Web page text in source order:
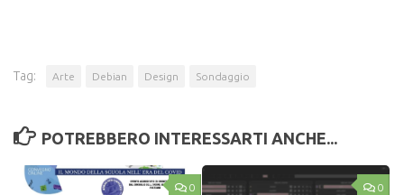
Tag: Arte Debian Design Sondaggio
POTREBBERO INTERESSARTI ANCHE...
0 0